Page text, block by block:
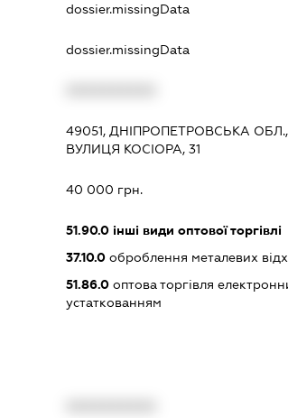
dossier.missingData
dossier.missingData
49051, ДНІПРОПЕТРОВСЬКА
ВУЛИЦЯ КОСІОРА, 31
40 000 грн.
51.90.0 інші види оптової торгівлі
37.10.0 оброблення металевих
51.86.0 оптова торгівля
устаткованням